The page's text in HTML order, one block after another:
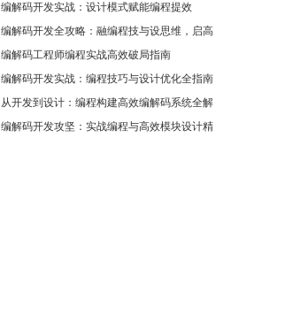
编解码开发实战：设计模式赋能编程提效
编解码开发全攻略：融编程技与设思维，启高
编解码工程师编程实战高效破局指南
编解码开发实战：编程技巧与设计优化全指南
从开发到设计：编程构建高效编解码系统全解
编解码开发攻坚：实战编程与高效模块设计精